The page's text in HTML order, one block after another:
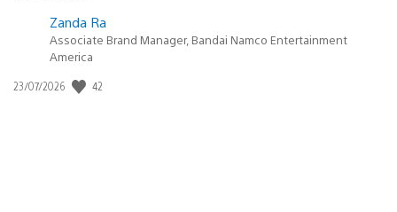
Zanda Ra
Associate Brand Manager, Bandai Namco Entertainment
America
Data
23/07/2026 42